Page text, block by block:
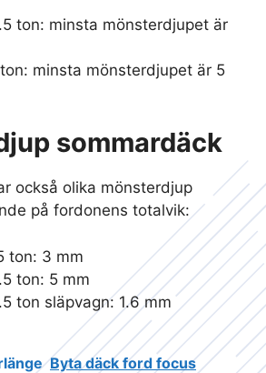
ton: minsta mönsterdjupet är
minsta mönsterdjupet är 5
sommardäck
också olika mönsterdjup
på fordonens totalvik:
ton: 3 mm
ton: 5 mm
ton släpvagn: 1.6 mm
Byta däck ford focus